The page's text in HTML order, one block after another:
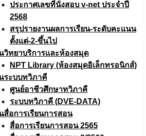
ประกาศเลขที่นั่งสอบ v-net ประจำปี
2568
สรุปรายงานผลการเรียน-ระดับคะแนน
ตั้งแต่-2-ขึ้นไป
วิทยาบริการเเละห้องสมุด
NPT Library (ห้องสมุดอิเล็กทรอนิกส์)
ระบบทวิภาคี
ศูนย์อาชีวศึกษาทวิภาคี
ระบบทวิภาคี (DVE-DATA)
สื่อการเรียนการสอน
สื่อการเรียนการสอน 2565